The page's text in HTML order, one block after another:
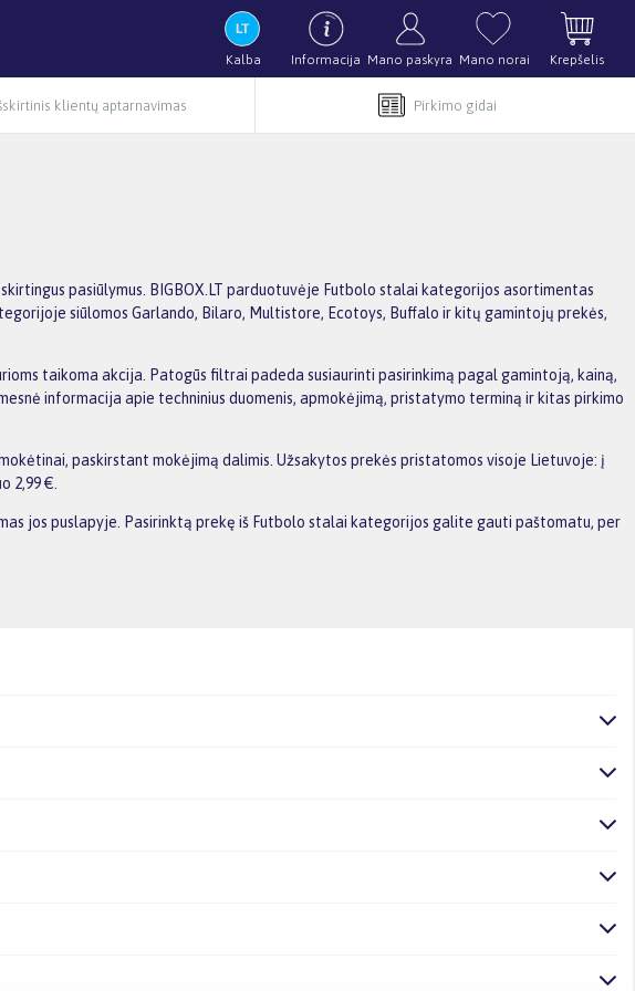
Kalba Informacija Mano paskyra Mano norai Krepšelis
klientų aptarnavimas Pirkimo gidai
pasiūlymus. BIGBOX.LT parduotuvėje Futbolo stalai kategorijos asortimentas
siūlomos Garlando, Bilaro, Multistore, Ecotoys, Buffalo ir kitų gamintojų prekės,
taikoma akcija. Patogūs filtrai padeda susiaurinti pasirinkimą pagal gamintoją, kainą,
informacija apie techninius duomenis, apmokėjimą, pristatymo terminą ir kitas pirkimo
paskirstant mokėjimą dalimis. Užsakytos prekės pristatomos visoje Lietuvoje: į
2,99 €.
jos puslapyje. Pasirinktą prekę iš Futbolo stalai kategorijos galite gauti paštomatu, per